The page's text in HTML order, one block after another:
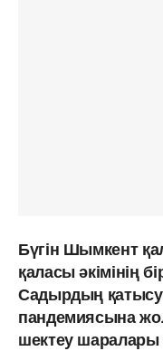
Бүгін Шымкент
қаласы әкімінің
Садырдың
пандемиясына
шектеу шаралары